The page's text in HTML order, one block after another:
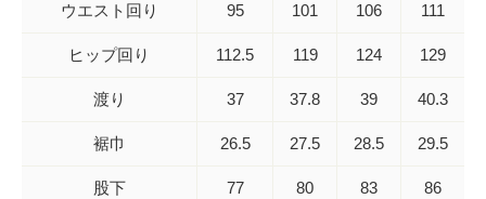
ウエスト回り 95 101 106 111
ヒップ回り 112.5 119 124 129
渡り 37 37.8 39 40.3
裾巾 26.5 27.5 28.5 29.5
股下 77 80 83
86